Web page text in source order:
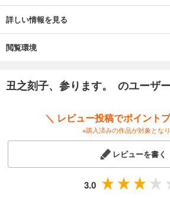
詳しい情報を見る
閲覧環境
丑之刻子、参ります。 のユーザ
＼ レビュー投稿でポイント
※購入済みの作品が対象とな
レビューを書く
3.0